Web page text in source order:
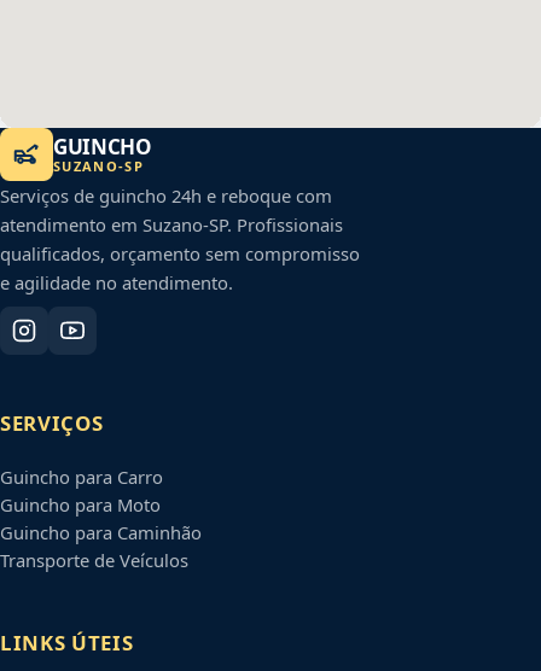
GUINCHO
SUZANO-SP
Serviços de guincho 24h e reboque com
atendimento em Suzano-SP. Profissionais
qualificados, orçamento sem compromisso
e agilidade no atendimento.
SERVIÇOS
Guincho para Carro
Guincho para Moto
Guincho para Caminhão
Transporte de Veículos
LINKS ÚTEIS